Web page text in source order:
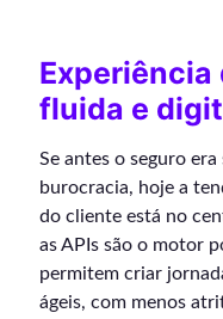
fluida e
Se antes o seguro
burocracia, hoje a
do cliente está no
as APIs são o motor
permitem criar
ágeis, com menos